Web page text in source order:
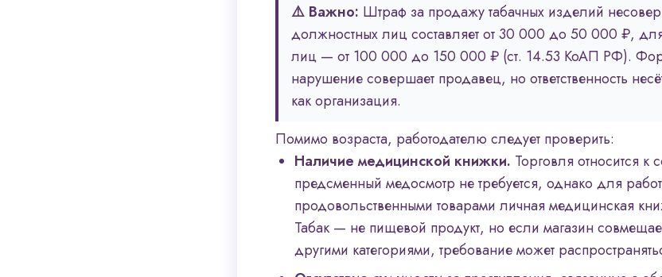
⚠️ Важно: Штраф за продажу табачных изделий
должностных лиц составляет от 30 000 до 50 000 ₽,
лиц — от 100 000 до 150 000 ₽ (ст. 14.53 КоАП РФ).
нарушение совершает продавец, но ответственность
как организация.
Помимо возраста, работодателю следует проверить:
Наличие медицинской книжки. Торговля относится к
предсменный медосмотр не требуется, однако для
продовольственными товарами личная медицинская
Табак — не пищевой продукт, но если магазин
другими категориями, требование может